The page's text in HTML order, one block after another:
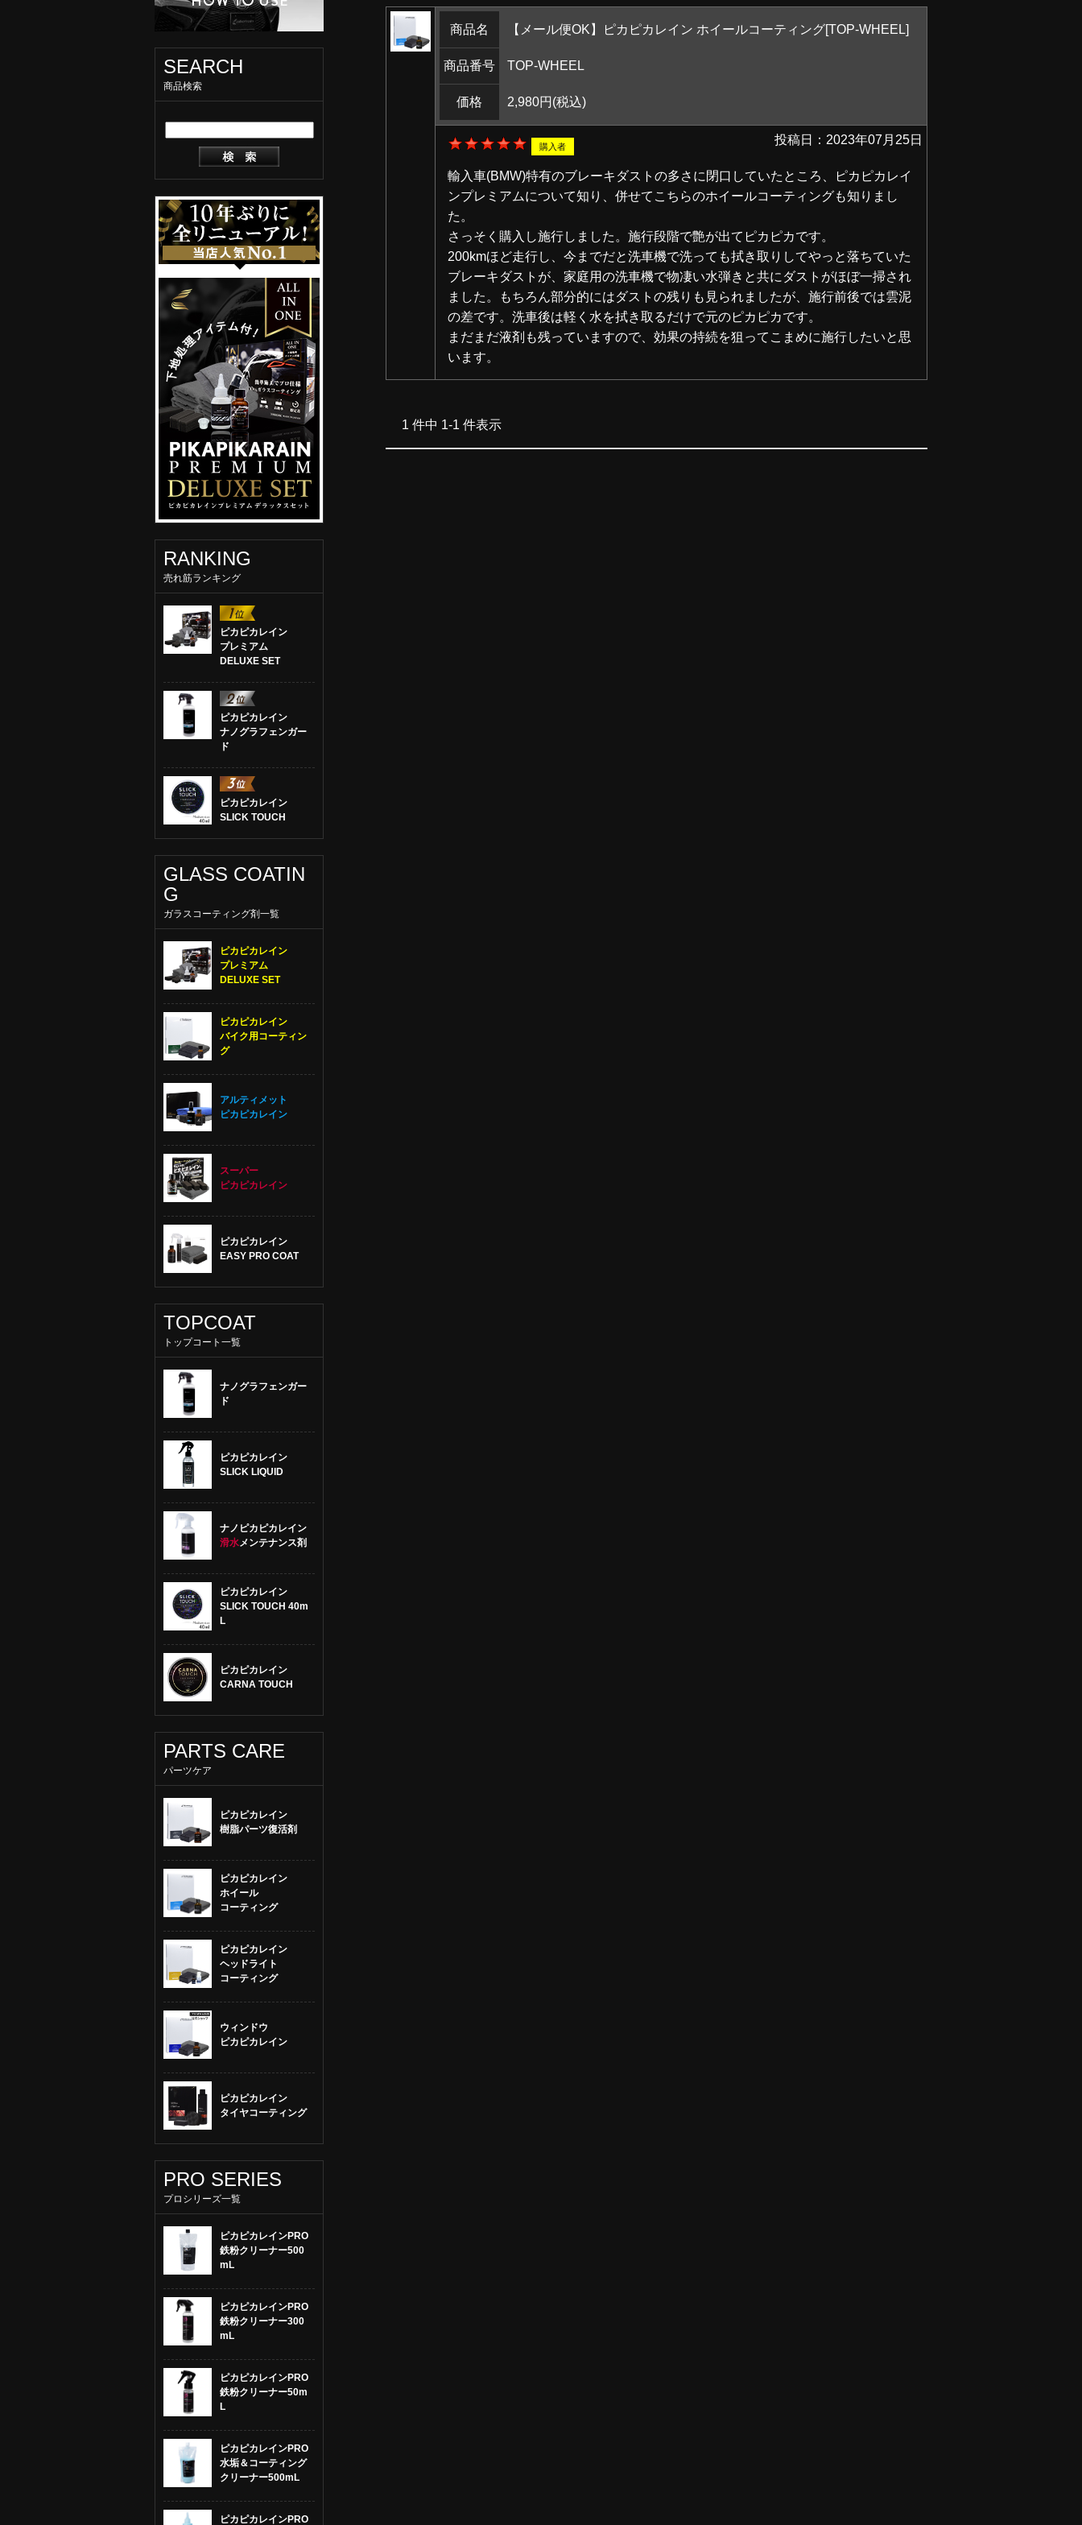
SEARCH
商品検索
RANKING
売れ筋ランキング
ピカピカレイン
プレミアム
DELUXE SET
ピカピカレイン
ナノグラフェンガー
ド
ピカピカレイン
SLICK TOUCH
GLASS COATIN
G
ガラスコーティング剤一覧
ピカピカレイン
プレミアム
DELUXE SET
ピカピカレイン
バイク用コーティン
グ
アルティメット
ピカピカレイン
スーパー
ピカピカレイン
ピカピカレイン
EASY PRO COAT
TOPCOAT
トップコート一覧
ナノグラフェンガー
ド
ピカピカレイン
SLICK LIQUID
ナノピカピカレイン
滑水メンテナンス剤
ピカピカレイン
SLICK TOUCH 40m
L
ピカピカレイン
CARNA TOUCH
PARTS CARE
パーツケア
ピカピカレイン
樹脂パーツ復活剤
ピカピカレイン
ホイール
コーティング
ピカピカレイン
ヘッドライト
コーティング
ウィンドウ
ピカピカレイン
ピカピカレイン
タイヤコーティング
PRO SERIES
プロシリーズ一覧
ピカピカレインPRO
鉄粉クリーナー500
mL
ピカピカレインPRO
鉄粉クリーナー300
mL
ピカピカレインPRO
鉄粉クリーナー50m
L
ピカピカレインPRO
水垢＆コーティング
クリーナー500mL
ピカピカレインPRO
商品名 【メール便OK】ピカピカレイン ホイールコーティング[TOP-WHEEL]
商品番号 TOP-WHEEL
価格 2,980円 (税込)
投稿日：2023年07月25日
購入者
輸入車(BMW)特有のブレーキダストの多さに閉口していたところ、ピカピカレイ
ンプレミアムについて知り、併せてこちらのホイールコーティングも知りまし
た。
さっそく購入し施行しました。施行段階で艶が出てピカピカです。
200kmほど走行し、今までだと洗車機で洗っても拭き取りしてやっと落ちていた
ブレーキダストが、家庭用の洗車機で物凄い水弾きと共にダストがほぼ一掃され
ました。もちろん部分的にはダストの残りも見られましたが、施行前後では雲泥
の差です。洗車後は軽く水を拭き取るだけで元のピカピカです。
まだまだ液剤も残っていますので、効果の持続を狙ってこまめに施行したいと思
います。
1 件中 1-1 件表示